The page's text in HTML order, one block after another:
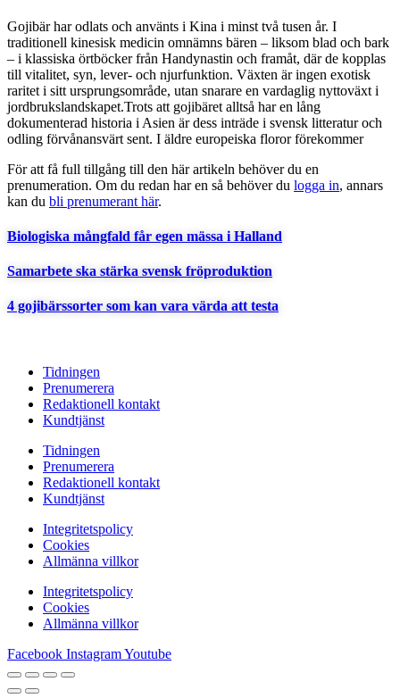
Gojibär har odlats och använts i Kina i minst två tusen år. I
traditionell kinesisk medicin omnämns bären – liksom blad och bark
– i klassiska örtböcker från Handynastin och framåt, där de kopplas
till vitalitet, syn, lever- och njurfunktion. Växten är ingen exotisk
raritet i sitt ursprungsområde, utan snarare en vardaglig nyttoväxt i
jordbrukslandskapet.Trots att gojibäret alltså har en lång
dokumenterad historia i Asien är dess inträde i svensk litteratur och
odling förvånansvärt sent. I äldre europeiska floror förekommer
För att få full tillgång till den här artikeln behöver du en
prenumeration. Om du redan har en så behöver du logga in, annars
kan du bli prenumerant här.
Biologiska mångfald får egen mässa i Halland
Samarbete ska stärka svensk fröproduktion
4 gojibärssorter som kan vara värda att testa
Tidningen
Prenumerera
Redaktionell kontakt
Kundtjänst
Tidningen
Prenumerera
Redaktionell kontakt
Kundtjänst
Integritetspolicy
Cookies
Allmänna villkor
Integritetspolicy
Cookies
Allmänna villkor
Facebook InstagramYoutube